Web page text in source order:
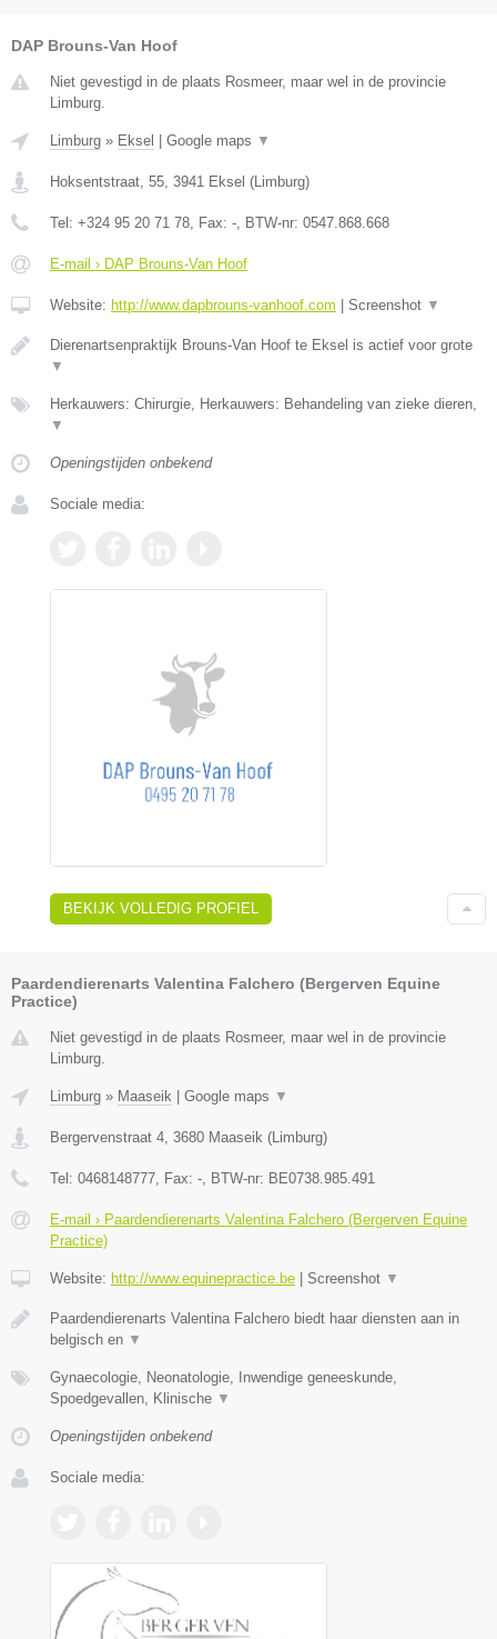
DAP Brouns-Van Hoof
Niet gevestigd in de plaats Rosmeer, maar wel in de provincie
Limburg.
Limburg » Eksel Google maps ▼
Hoksentstraat, 55 3941 Eksel ( Limburg)
Tel: +324 95 20 71 78 , Fax: - , BTW-nr: 0547.868.668
E-mail › DAP Brouns-Van Hoof
Website: http://www.dapbrouns-vanhoof.com Screenshot ▼
Dierenartsenpraktijk Brouns-Van Hoof te Eksel is actief voor grote
▼
Herkauwers: Chirurgie, Herkauwers: Behandeling van zieke dieren,
▼
Openingstijden onbekend
Sociale media:
BEKIJK VOLLEDIG PROFIEL
Paardendierenarts Valentina Falchero (Bergerven Equine
Practice)
Niet gevestigd in de plaats Rosmeer, maar wel in de provincie
Limburg.
Limburg » Maaseik Google maps ▼
Bergervenstraat 4 3680 Maaseik ( Limburg)
Tel: 0468148777 , Fax: - , BTW-nr: BE0738.985.491
E-mail › Paardendierenarts Valentina Falchero (Bergerven Equine
Practice)
Website: http://www.equinepractice.be Screenshot ▼
Paardendierenarts Valentina Falchero biedt haar diensten aan in
belgisch en ▼
Gynaecologie, Neonatologie, Inwendige geneeskunde,
Spoedgevallen, Klinische ▼
Openingstijden onbekend
Sociale media: